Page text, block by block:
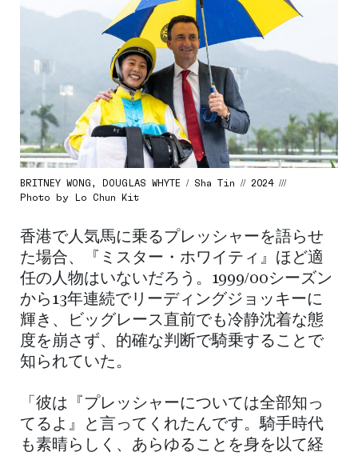
BRITNEY WONG, DOUGLAS WHYTE / Sha Tin // 2024 ///
Photo by Lo Chun Kit
香港で人気馬に乗るプレッシャーを語らせ
た場合、『ミスター・ホワイティ』ほど適
任の人物はいないだろう。1999/00シーズン
から13年連続でリーディングジョッキーに
輝き、ビッグレース直前でも冷静沈着な態
度を崩さず、的確な判断で騎乗することで
知られていた。
「彼は『プレッシャーについては全部知っ
てるよ』と言ってくれたんです。騎手時代
も素晴らしく、あらゆることを身を以て経